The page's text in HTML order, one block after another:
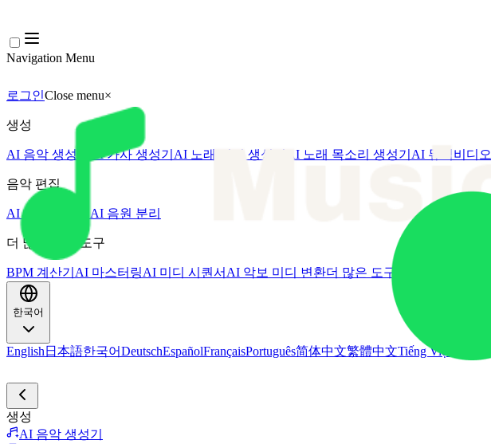
Navigation Menu
로그인Close menu×
생성
AI 음악 생성기 AI 가사 생성기 AI 노래 커버 생성기 AI 노래 목소리 생성기 AI 뮤직비디오
음악 편집
AI 보컬 리무버 AI 음원 분리
더 많은 음악 도구
BPM 계산기 AI 마스터링AI 미디 시퀀서 AI 악보 미디 변환더 많은 도구
한국어
English 日本語한국어DeutschEspañolFrançaisPortuguês简体中文繁體中文Tiếng Việt
생성
AI 음악 생성기